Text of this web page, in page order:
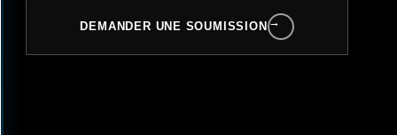
DEMANDER UNE SOUMISSION →